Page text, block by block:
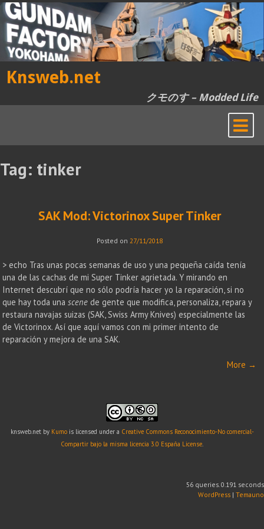
Skip
to
content
Knsweb.net
クモのす – Modded Life
Tag: tinker
SAK Mod: Victorinox Super Tinker
Posted on 27/11/2018
> echo Tras unas pocas semanas de uso y una pequeña caída tenía
una de las cachas de mi Super Tinker agrietada. Y mirando en
Internet descubrí que no sólo podría hacer yo la reparación, si no
que hay toda unascene de gente que modifica, personaliza, repara y
restaura navajas suizas (SAK, Swiss Army Knives) especialmente las
de Victorinox. Así que aquí vamos con mi primer intento de
reparación y mejora de una SAK.
More →
knsweb.netby Kumois licensed under a Creative Commons Reconocimiento-No comercial-
Compartir bajo la misma licencia 3.0 España License.
56 queries. 0.191 seconds
WordPress | Temauno